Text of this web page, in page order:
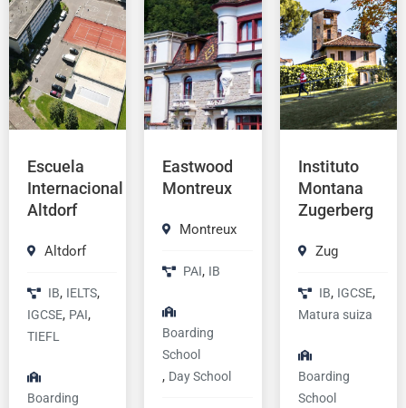
Escuela
Internacional
Altdorf
Altdorf
IB, IELTS,
IGCSE, PAI,
TIEFL
Boarding
Eastwood
Montreux
Montreux
PAI, IB
Boarding
School
, Day School
Instituto
Montana
Zugerberg
Zug
IB, IGCSE,
Matura suiza
Boarding
School